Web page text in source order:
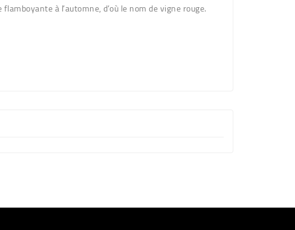
à l’automne, d’où le nom de vigne rouge.